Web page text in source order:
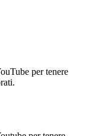
per tenere